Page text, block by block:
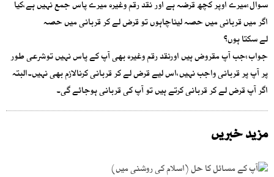
سوال:میرے اوپر کچھ قرضہ ہے اور نقد رقم وغیرہ میرے پاس جمع نہیں ہے،کیا
اگر میں قربانی میں حصہ لیناچاہوں تو قرض لے کر قربانی میں حصہ
لے سکتا ہوں؟
جواب:جب آپ مقروض ہیں اورنقد رقم وغیرہ بھی آپ کے پاس نہیں توشرعی طور
پر آپ پر قربانی واجب نہیں،اس لیے قرض لے کر قربانی کرنالازم بھی نہیں۔البتہ
اگر آپ قرض لے کر قربانی کرتے ہیں تو آپ کی قربانی ہوجائے گی۔
مزید خبریں